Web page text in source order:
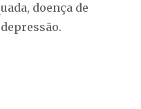
doença de